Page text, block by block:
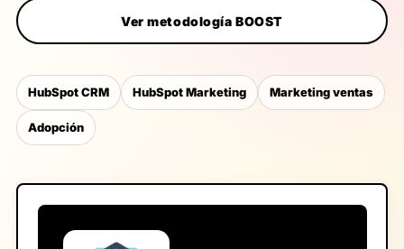
Ver metodología BOOST
HubSpot CRM HubSpot Marketing Marketing ventas
Adopción